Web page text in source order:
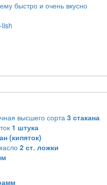
быстро и очень вкусно
высшего сорта 3 стакана
1 штука
(кипяток)
2 ст. ложки